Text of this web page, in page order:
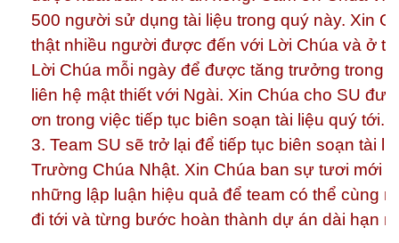
500 người sử dụng tài liệu trong quý này. Xin
thật nhiều người được đến với Lời Chúa và ở
Lời Chúa mỗi ngày để được tăng trưởng trong
liên hệ mật thiết với Ngài. Xin Chúa cho SU
ơn trong việc tiếp tục biên soạn tài liệu quý tới.
3. Team SU sẽ trở lại để tiếp tục biên soạn tài
Trường Chúa Nhật. Xin Chúa ban sự tươi mới
những lập luận hiệu quả để team có thể cùng
đi tới và từng bước hoàn thành dự án dài hạn